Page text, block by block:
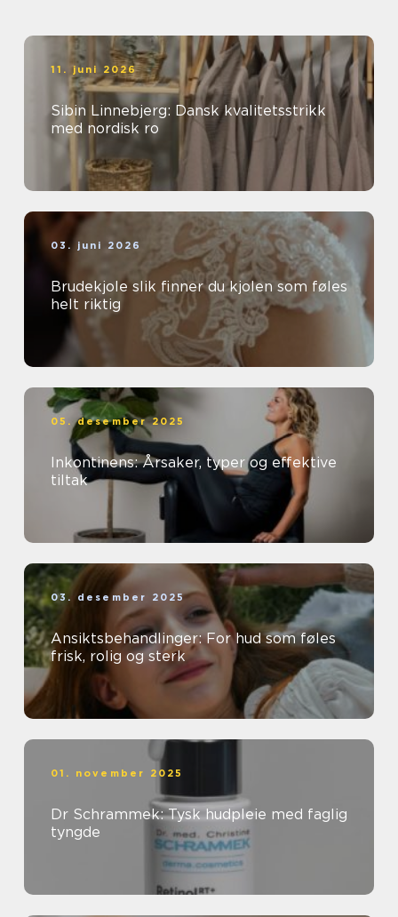
11. juni 2026
Sibin Linnebjerg: Dansk kvalitetsstrikk
med nordisk ro
03. juni 2026
Brudekjole slik finner du kjolen som føles
helt riktig
05. desember 2025
Inkontinens: Årsaker, typer og effektive
tiltak
03. desember 2025
Ansiktsbehandlinger: For hud som føles
frisk, rolig og sterk
01. november 2025
Dr Schrammek: Tysk hudpleie med faglig
tyngde